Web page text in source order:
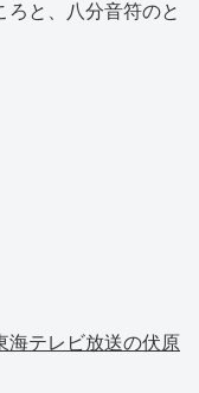
ろと、八分音符のと
テレビ放送の伏原